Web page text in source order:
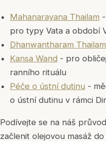
Mahanarayana Thailam
pro typy Vata a období
Dhanwantharam Thailam
Kansa Wand - pro
ranního rituálu
Péče o ústní dutinu -
o ústní dutinu v rámci
Podívejte se na náš
začlenit olejovou masáž